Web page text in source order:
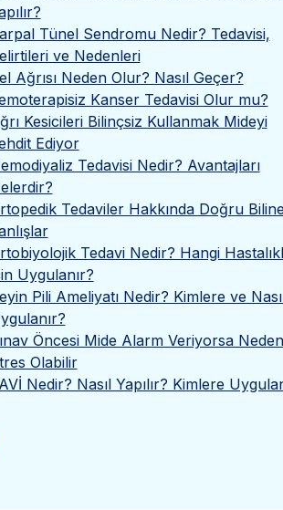
Tünel Sendromu Nedir? Tedavisi,
ve Nedenleri
Ağrısı Neden Olur? Nasıl Geçer?
Kanser Tedavisi Olur mu?
Kesicileri Bilinçsiz Kullanmak Mideyi
Ediyor
Tedavisi Nedir? Avantajları
Tedaviler Hakkında Doğru
Tedavi Nedir? Hangi
Uygulanır?
Pili Ameliyatı Nedir? Kimlere ve
Öncesi Mide Alarm Veriyorsa
Olabilir
Nedir? Nasıl Yapılır? Kimlere